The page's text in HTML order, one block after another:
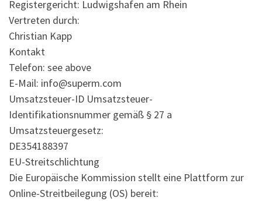
Registergericht: Ludwigshafen am Rhein
Vertreten durch:
Christian Kapp
Kontakt
Telefon: see above
E-Mail: info@superm.com
Umsatzsteuer-ID Umsatzsteuer-
Identifikationsnummer gemäß § 27 a
Umsatzsteuergesetz:
DE354188397
EU-Streitschlichtung
Die Europäische Kommission stellt eine Plattform zur
Online-Streitbeilegung (OS) bereit: